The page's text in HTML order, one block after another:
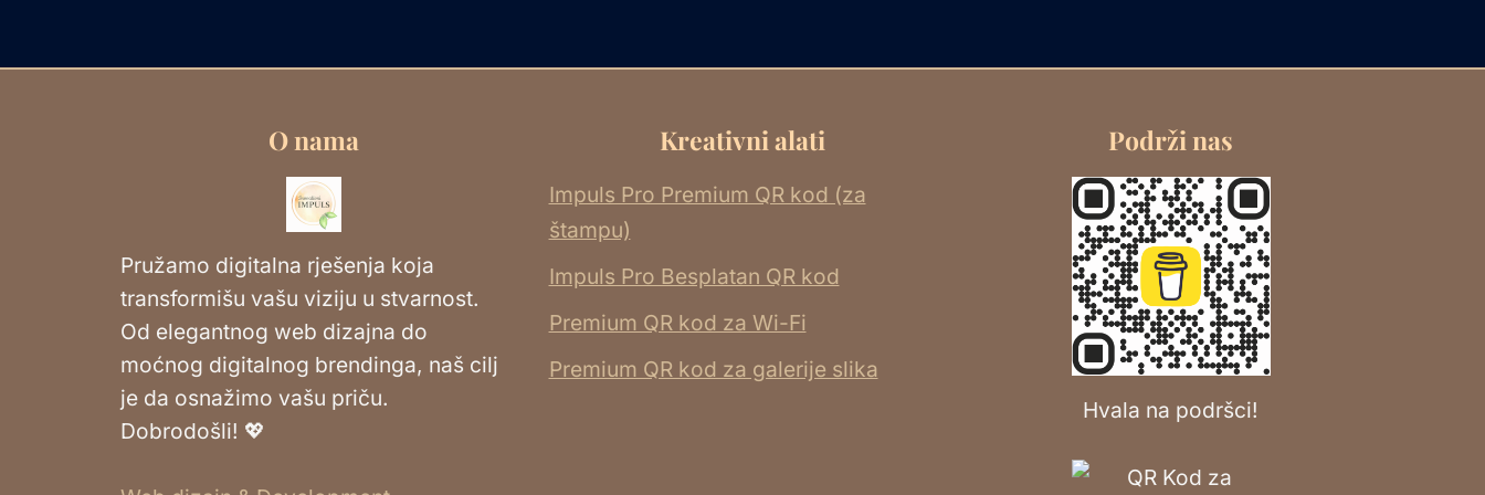
O nama
Pružamo digitalna rješenja koja
transformišu vašu viziju u stvarnost.
Od elegantnog web dizajna do
moćnog digitalnog brendinga, naš cilj
je da osnažimo vašu priču.
Dobrodošli! 💖
Kreativni alati
Impuls Pro Premium QR kod (za
štampu)
Impuls Pro Besplatan QR kod
Premium QR kod za Wi-Fi
Premium QR kod za galerije slika
Podrži nas
Hvala na podršci!